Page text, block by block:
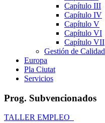
Capítulo III
Capítulo IV
Capítulo V
Capítulo VI
Capítulo VII
Gestión de Calidad
Europa
Pla Ciutat
Servicios
Prog. Subvencionados
TALLER EMPLEO